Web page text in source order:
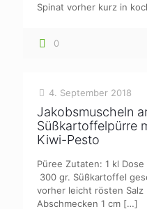
Spinat vorher kurz in
0
4. September 2018
Jakobsmuscheln
Süßkartoffelpürre
Kiwi-Pesto
Püree Zutaten: 1 kl
300 gr. Süßkartoffel
vorher leicht rösten
Abschmecken 1 cm […]